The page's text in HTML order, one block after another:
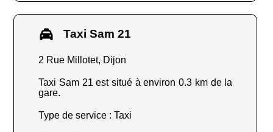
Taxi Sam 21
2 Rue Millotet, Dijon
Taxi Sam 21 est situé à environ 0.3 km de la
gare.
Type de service : Taxi